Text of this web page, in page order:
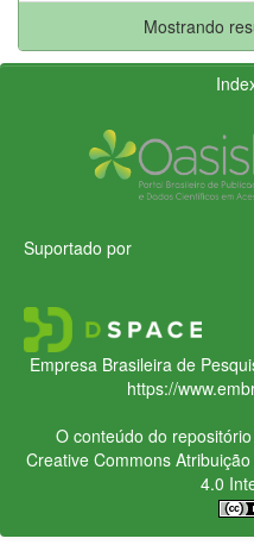
Mostrando
Suportado por
Empresa Brasileira de
https://
O conteúdo do
Creative CommonsAtribuição
4.0